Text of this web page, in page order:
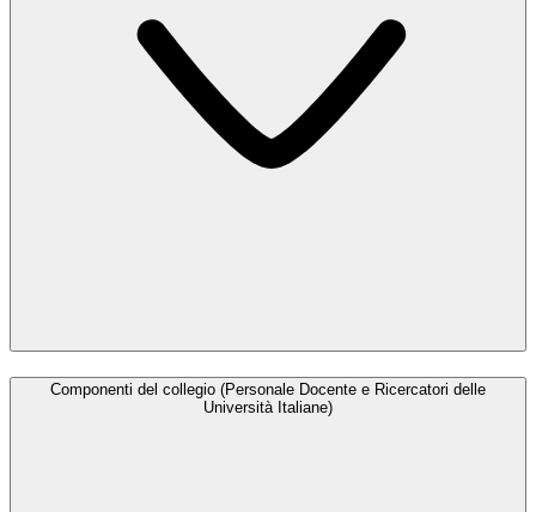
Componenti del collegio (Personale Docente e Ricercatori delle
Università Italiane)